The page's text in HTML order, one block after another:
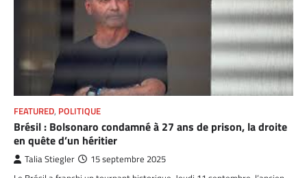
FEATURED, POLITIQUE
Brésil : Bolsonaro condamné à 27 ans de prison, la droite
en quête d’un héritier
Talia Stiegler 15 septembre 2025